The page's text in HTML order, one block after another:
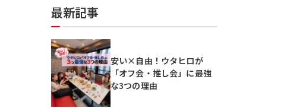
最新記事
安い×自由！ウタヒロが
「オフ会・推し会」に最強
な3つの理由